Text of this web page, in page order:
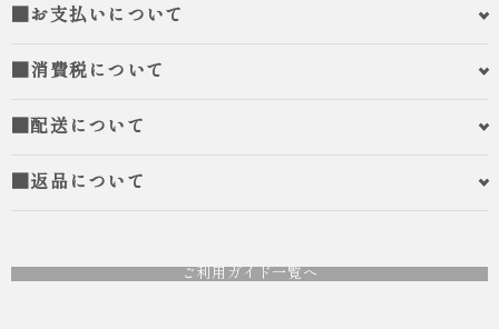
■お支払いについて
■消費税について
■配送について
■返品について
ご利用ガイド一覧へ